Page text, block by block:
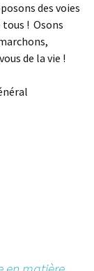
des voies
tous ! Osons
de la vie !